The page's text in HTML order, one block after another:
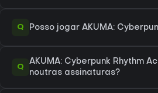
Q Posso jogar AKUMA:
Q
AKUMA: Cyberpunk Rhythm
noutras assinaturas?